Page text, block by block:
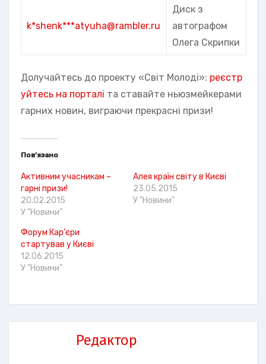
k*shenk***atyuha@rambler.ru
Диск з
автографом
Олега Скрипки
Долучайтесь до проекту «Світ Молоді»: реєстр
уйтесь на порталі та ставайте ньюзмейкерами
гарних новин, виграючи прекрасні призи!
Пов’язано
Активним учасникам –
гарні призи!
20.02.2015
У "Новини"
Алея країн світу в Києві
23.05.2015
У "Новини"
Форум Кар’єри
стартував у Києві
12.06.2015
У "Новини"
Редактор